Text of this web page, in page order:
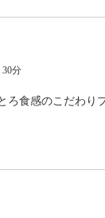
30分
ろ食感のこだわり